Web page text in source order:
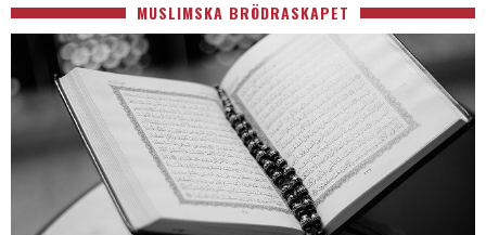
MUSLIMSKA BRÖDRASKAPET